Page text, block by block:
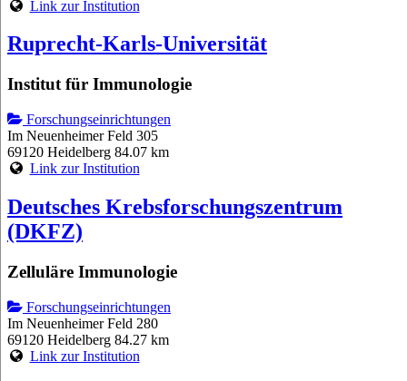
Link zur Institution
Ruprecht-Karls-Universität
Institut für Immunologie
Forschungseinrichtungen
Im Neuenheimer Feld 305
69120 Heidelberg 84.07 km
Link zur Institution
Deutsches Krebsforschungszentrum
(DKFZ)
Zelluläre Immunologie
Forschungseinrichtungen
Im Neuenheimer Feld 280
69120 Heidelberg 84.27 km
Link zur Institution